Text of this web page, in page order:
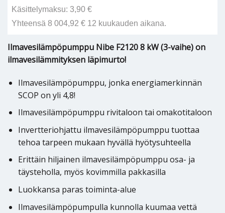
Käsittelymaksu: 3,90 €
Yhteensä 8 004,92 € 12 kuukauden aikana.
Ilmavesilämpöpumppu Nibe F2120 8 kW (3-vaihe) on
ilmavesilämmityksen läpimurto!
Ilmavesilämpöpumppu, jonka energiamerkinnän
SCOP on yli 4,8!
Ilmavesilämpöpumppu rivitaloon tai omakotitaloon
Invertteriohjattu ilmavesilämpöpumppu tuottaa
tehoa tarpeen mukaan hyvällä hyötysuhteella
Erittäin hiljainen ilmavesilämpöpumppu osa- ja
täysteholla, myös kovimmilla pakkasilla
Luokkansa paras toiminta-alue
Ilmavesilämpöpumpulla kunnolla kuumaa vettä